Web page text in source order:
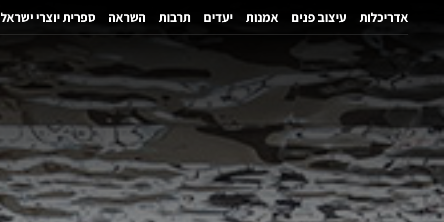
אדריכלות עיצוב פנים אמנות יעדים תרבות השראה ספרית יוצרי ישראל